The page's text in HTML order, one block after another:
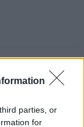
parties, or
for